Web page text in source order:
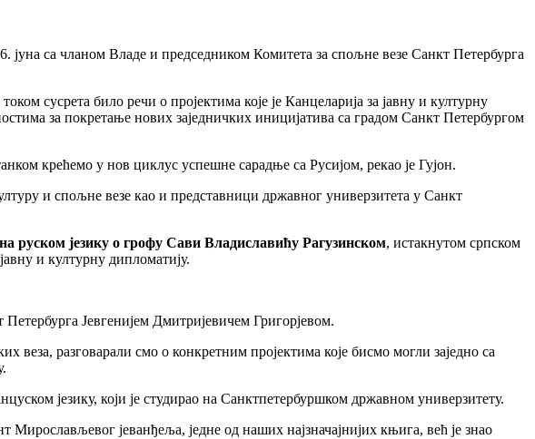
јуна са чланом Владе и председником Комитета за спољне везе Санкт Петербурга
сусрета било речи о пројектима које је Канцеларија за јавну и културну
за покретање нових заједничких иницијатива са градом Санкт Петербургом
крећемо у нов циклус успешне сарадње са Русијом, рекао је Гујон.
и спољне везе као и представници државног универзитета у Санкт
руском језику о грофу Сави Владиславићу Рагузинском, истакнутом српском
и културну дипломатију.
Јевгенијем Дмитријевичем Григорјевом.
разговарали смо о конкретним пројектима које бисмо могли заједно са
језику, који је студирао на Санктпетербуршком државном универзитету.
јеванђеља, једне од наших најзначајнијих књига, већ је знао